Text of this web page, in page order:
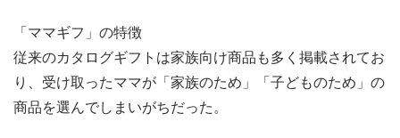
「ママギフ」の特徴
従来のカタログギフトは家族向け商品も多く掲載されてお
り、受け取ったママが「家族のため」「子どものため」の
商品を選んでしまいがちだった。